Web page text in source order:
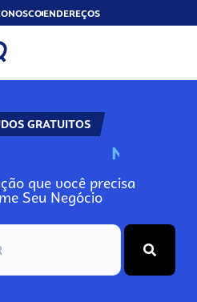
ENDEREÇOS
GRATUITOS
N
que você precisa
Seu Negócio